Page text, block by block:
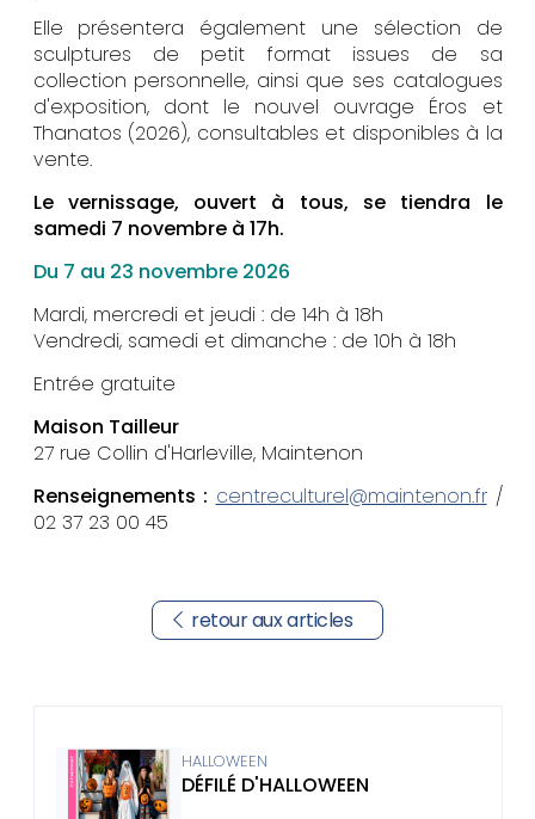
Elle présentera également une sélection de
sculptures de petit format issues de sa
collection personnelle, ainsi que ses catalogues
d'exposition, dont le nouvel ouvrage Éros et
Thanatos (2026), consultables et disponibles à la
vente.
Le vernissage, ouvert à tous, se tiendra le
samedi 7 novembre à 17h.
Du 7 au 23 novembre 2026
Mardi, mercredi et jeudi : de 14h à 18h
Vendredi, samedi et dimanche : de 10h à 18h
Entrée gratuite
Maison Tailleur
27 rue Collin d'Harleville, Maintenon
Renseignements : centreculturel@maintenon.fr/
02 37 23 00 45
retour aux articles
HALLOWEEN
DÉFILÉ D'HALLOWEEN